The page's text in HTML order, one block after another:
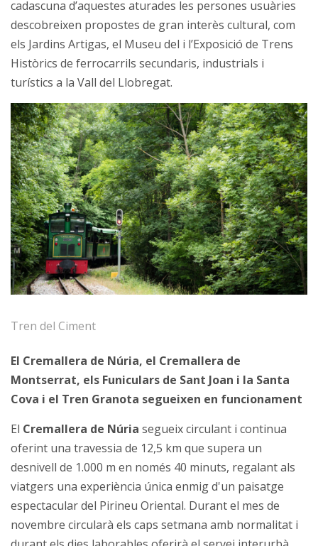
cadascuna d’aquestes aturades les persones usuàries
descobreixen propostes de gran interès cultural, com
els Jardins Artigas, el Museu del i l’Exposició de Trens
Històrics de ferrocarrils secundaris, industrials i
turístics a la Vall del Llobregat.
Tren del Ciment
El Cremallera de Núria, el Cremallera de
Montserrat, els Funiculars de Sant Joan i la Santa
Cova i el Tren Granota segueixen en funcionament
El Cremallera de Núria segueix circulant i continua
oferint una travessia de 12,5 km que supera un
desnivell de 1.000 m en només 40 minuts, regalant als
viatgers una experiència única enmig d'un paisatge
espectacular del Pirineu Oriental. Durant el mes de
novembre circularà els caps setmana amb normalitat i